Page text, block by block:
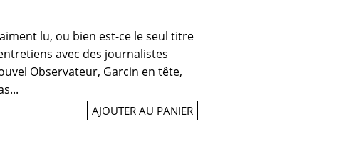
lu, ou bien est-ce le seul titre
avec des journalistes
Observateur, Garcin en tête,
AJOUTER AU PANIER